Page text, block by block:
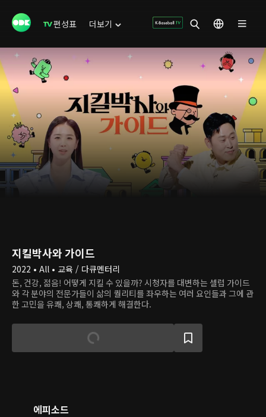
편성표 더보기
지킬박사와 가이드
2022 • All • 교육 / 다큐멘터리
돈, 건강, 젊음! 어떻게 지킬 수 있을까? 시청자를 대변하는 셀럽 가이드
와 각 분야의 전문가들이 삶의 퀄리티를 좌우하는 여러 요인들과 그에 관
한 고민을 유쾌, 상쾌, 통쾌하게 해결한다.
에피소드